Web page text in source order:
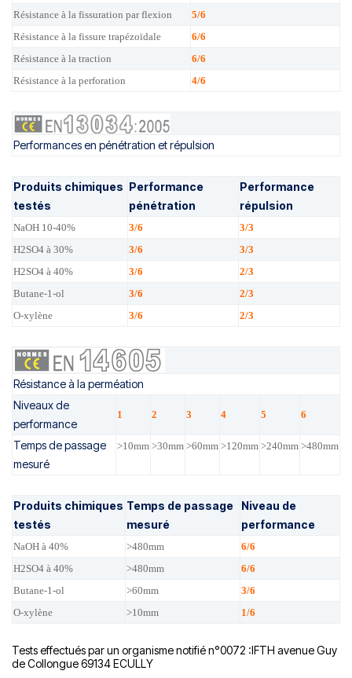
Résistance à la fissuration par flexion
5/6
Résistance à la fissure trapézoïdale
6/6
Résistance à la traction
6/6
Résistance à la perforation
4/6
Performances en pénétration et répulsion
Produits chimiques
testés
Performance
pénétration
Performance
répulsion
NaOH 10-40% 3/6
3/3
H2SO4 à 30%
3/6
3/3
H2SO4 à 40%
3/6
2/3
Butane-1-ol
3/6
2/3
O-xylène
3/6 2/3
Résistance à la perméation
Niveaux de
performance
1 2 3 4 5 6
Temps de passage
mesuré
>10mm >30mm >60mm >120mm >240mm >480mm
Produits chimiques
testés
Temps de passage
mesuré
Niveau de
performance
NaOH à 40% >480mm
6/6
H2SO4 à 40%
>480mm
6/6
Butane-1-ol
>60mm
3/6
O-xylène
>10mm 1/6
Tests effectués par un organisme notifié n°0072 :IFTH avenue Guy
de Collongue 69134 ECULLY